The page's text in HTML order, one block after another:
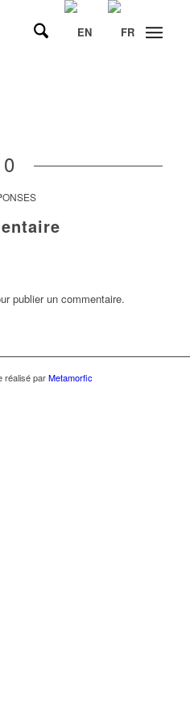
0
publier un commentaire.
réalisé parMetamorfic